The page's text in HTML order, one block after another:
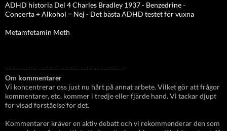
ADHD historia Del 4 Charles Bradley 1937 - Benzedrine-
Concerta + Alkohol = Nej - Det bästa ADHD testet för vuxna
Metamfetamin Meth
-----------------------------------------------
Om kommentarer
Vi koncentrerar oss just nu hårt på annat arbete. Vilket gör att frågor
kommentarer, etc, kommer i tredje eller fjärde hand. Vi tackar djupt
för visad förståelse för det.
Kommentarer kräver en aktiv debatt och vi rekommenderar den som